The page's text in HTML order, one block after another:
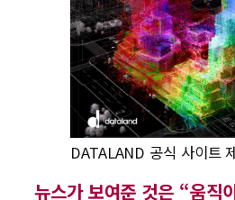
DATALAND 공식 사이트
뉴스가 보여준 것은 “움직